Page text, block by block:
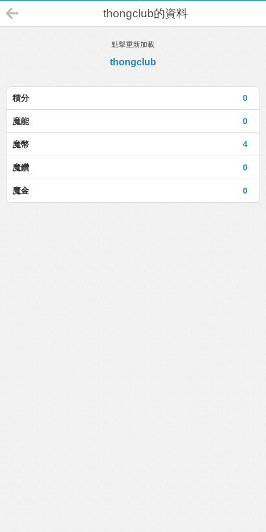
thongclub的資料
點擊重新加載
thongclub
0
積分
0
魔能
4
魔幣
0
魔鑽
0
魔金